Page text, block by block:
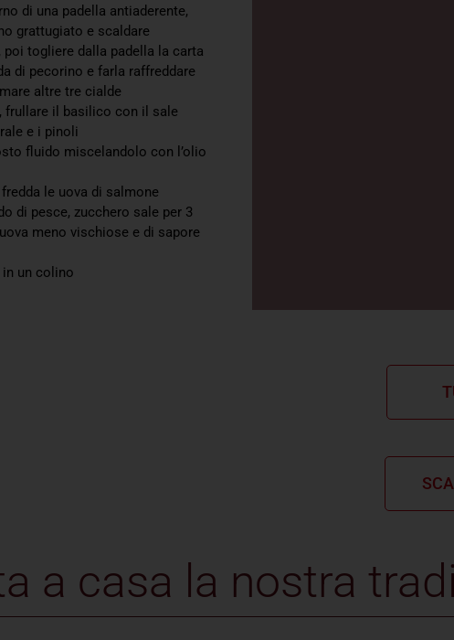
di una padella antiaderente,
grattugiato e scaldare
togliere dalla padella la carta
di pecorino e farla raffreddare
altre tre cialde
frullare il basilico con il sale
e i pinoli
fluido miscelandolo con l’olio
le uova di salmone
di pesce, zucchero sale per 3
meno vischiose e di sapore
un colino
a casa la nostra